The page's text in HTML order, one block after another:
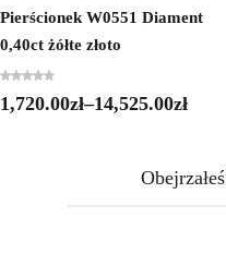
Pierścionek W0551 Diament
0,40ct żółte złoto
1,720.00zł–14,525.00zł
Obejrzałeś